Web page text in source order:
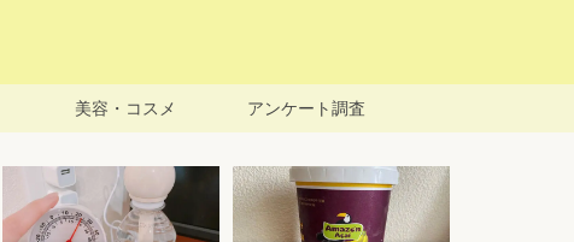
美容・コスメ アンケート調査